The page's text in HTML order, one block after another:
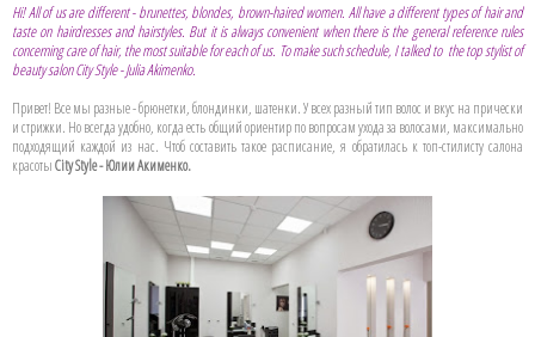
Hi! All of us are different - brunettes, blondes, brown-haired women. All have a different types of hair and
taste on hairdresses and hairstyles. But it is always convenient when there is the general reference rules
concerning care of hair, the most suitable for each of us. To make such schedule, I talked to the top stylist of
beauty salon City Style - Julia Akimenko.
Привет! Все мы разные - брюнетки, блондинки, шатенки. У всех разный тип волос и вкус на прически
и стрижки. Но всегда удобно, когда есть общий ориентир по вопросам ухода за волосами, максимально
подходящий каждой из нас. Чтоб составить такое расписание, я обратилась к топ-стилисту салона
красотыCity Style - Юлии Акименко.